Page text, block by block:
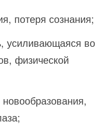
потеря сознания;
усиливающаяся во
физической